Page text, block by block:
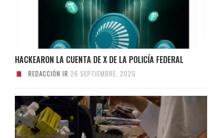
HACKEARON LA CUENTA DE X DE LA POLICÍA FEDERAL
REDACCIÓN IR 26 SEPTIEMBRE, 2025